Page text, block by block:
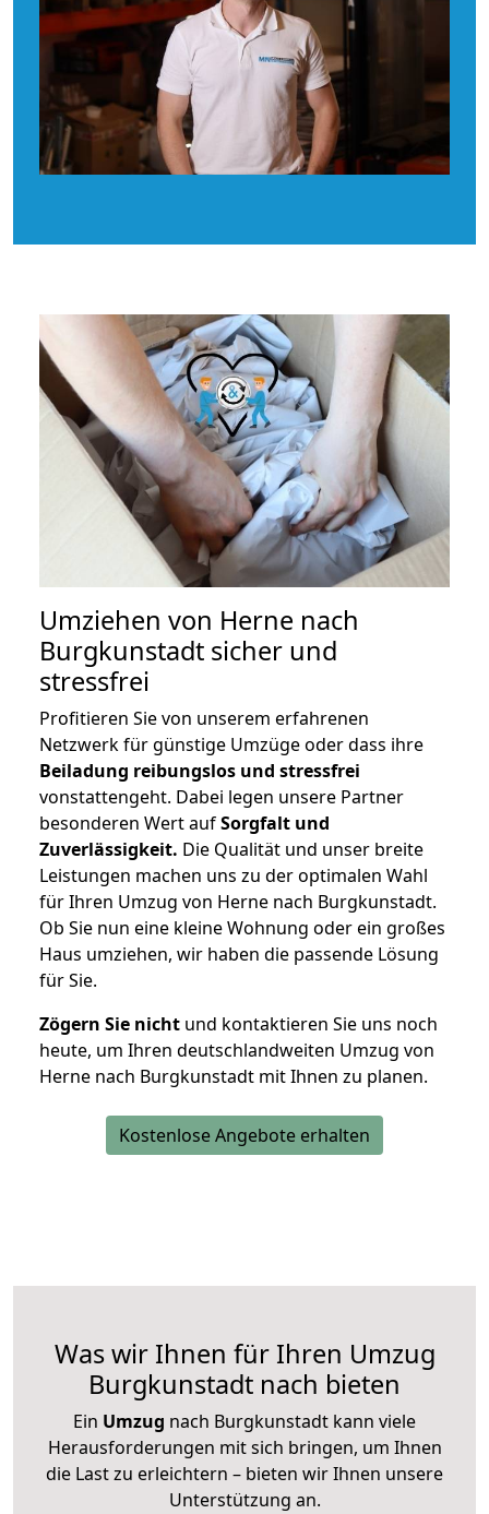
Umziehen von Herne nach
Burgkunstadt sicher und
stressfrei
Profitieren Sie von unserem erfahrenen
Netzwerk für günstige Umzüge oder dass ihre
Beiladung reibungslos und stressfrei
vonstattengeht. Dabei legen unsere Partner
besonderen Wert aufSorgfalt und
Zuverlässigkeit. Die Qualität und unser breite
Leistungen machen uns zu der optimalen Wahl
für Ihren Umzug von Herne nach Burgkunstadt.
Ob Sie nun eine kleine Wohnung oder ein großes
Haus umziehen, wir haben die passende Lösung
für Sie.
Zögern Sie nicht und kontaktieren Sie uns noch
heute, um Ihren deutschlandweiten Umzug von
Herne nach Burgkunstadt mit Ihnen zu planen.
Kostenlose Angebote erhalten
Was wir Ihnen für Ihren Umzug
Burgkunstadt nach bieten
Ein Umzug nach Burgkunstadt kann viele
Herausforderungen mit sich bringen, um Ihnen
die Last zu erleichtern – bieten wir Ihnen unsere
Unterstützung an.